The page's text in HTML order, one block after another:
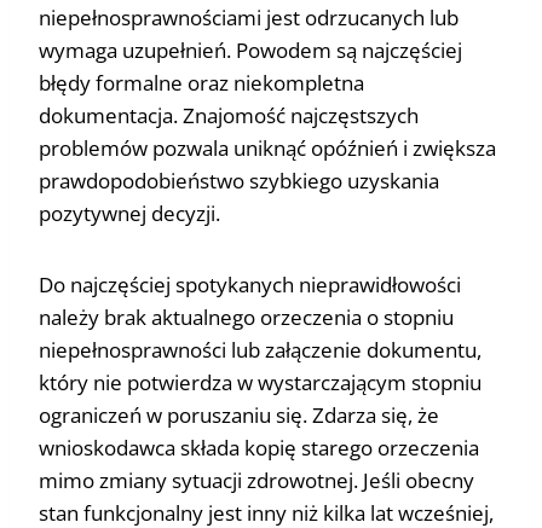
niepełnosprawnościami jest odrzucanych lub
wymaga uzupełnień. Powodem są najczęściej
błędy formalne oraz niekompletna
dokumentacja. Znajomość najczęstszych
problemów pozwala uniknąć opóźnień i zwiększa
prawdopodobieństwo szybkiego uzyskania
pozytywnej decyzji.
Do najczęściej spotykanych nieprawidłowości
należy brak aktualnego orzeczenia o stopniu
niepełnosprawności lub załączenie dokumentu,
który nie potwierdza w wystarczającym stopniu
ograniczeń w poruszaniu się. Zdarza się, że
wnioskodawca składa kopię starego orzeczenia
mimo zmiany sytuacji zdrowotnej. Jeśli obecny
stan funkcjonalny jest inny niż kilka lat wcześniej,